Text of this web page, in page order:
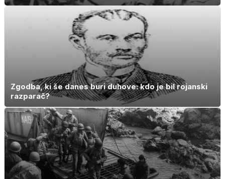
Zgodba, ki še danes buri duhove: kdo je bil rojanski
razparač?